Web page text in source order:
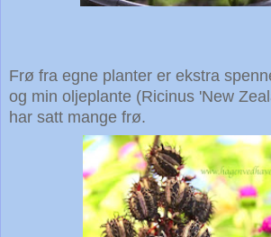
Frø fra egne planter er ekstra
og min oljeplante (Ricinus 'New
har satt mange frø.